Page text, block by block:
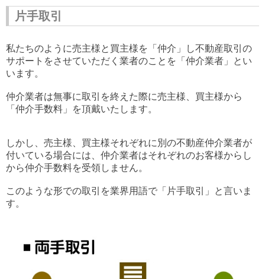
片手取引
私たちのように売主様と買主様を「仲介」し不動産取引の
サポートをさせていただく業者のことを「仲介業者」とい
います。
仲介業者は無事に取引を終えた際に売主様、買主様から
「仲介手数料」を頂戴いたします。
しかし、売主様、買主様それぞれに別の不動産仲介業者が
付いている場合には、仲介業者はそれぞれのお客様からし
から仲介手数料を受領しません。
このような形での取引を業界用語で「片手取引」と言いま
す。